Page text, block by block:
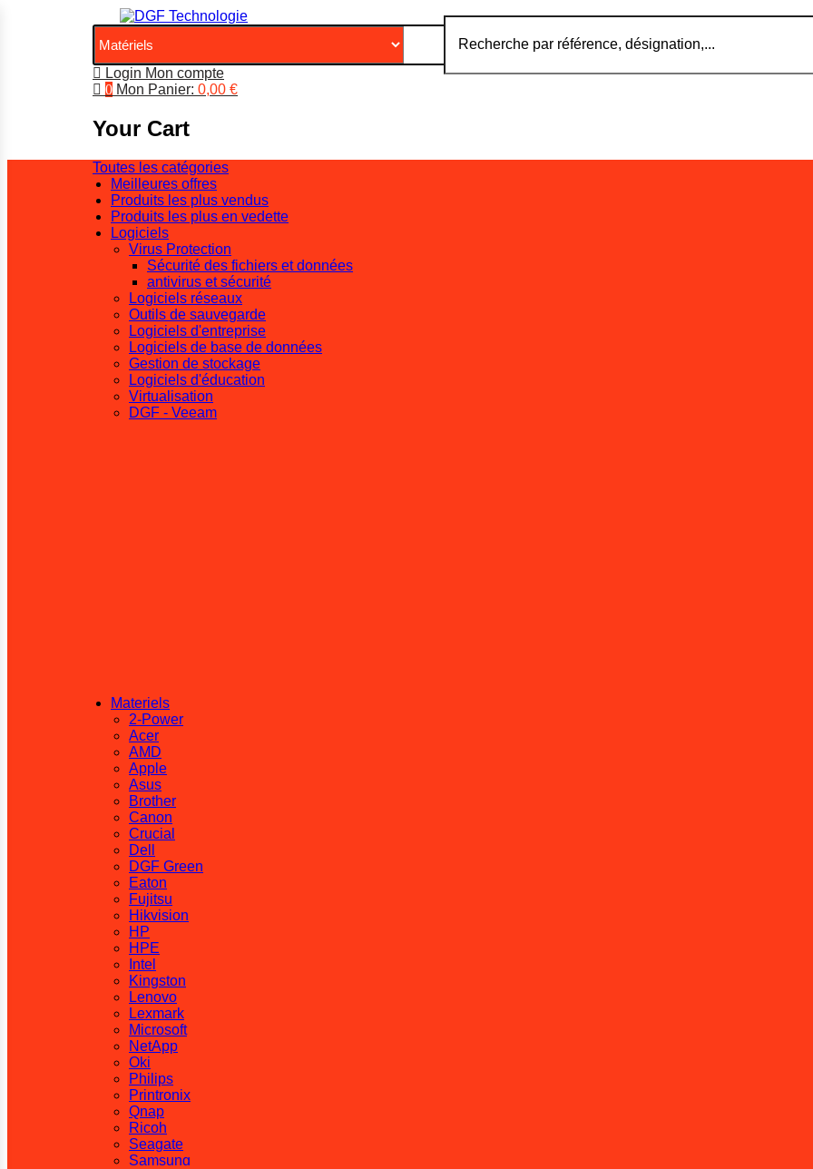
Login Mon compte
0 Mon Panier: 0,00 €
Your Cart
Toutes les catégories
Meilleures offres
Produits les plus vendus
Produits les plus en vedette
Logiciels
Virus Protection
Sécurité des fichiers et données
antivirus et sécurité
Logiciels réseaux
Outils de sauvegarde
Logiciels d'entreprise
Logiciels de base de données
Gestion de stockage
Logiciels d'éducation
Virtualisation
DGF - Veeam
Materiels
2-Power
Acer
AMD
Apple
Asus
Brother
Canon
Crucial
Dell
DGF Green
Eaton
Fujitsu
Hikvision
HP
HPE
Intel
Kingston
Lenovo
Lexmark
Microsoft
NetApp
Oki
Philips
Printronix
Qnap
Ricoh
Seagate
Samsung